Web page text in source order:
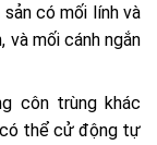
có mối lính và
và mối cánh ngắn
côn trùng khác
có thể cử động tự